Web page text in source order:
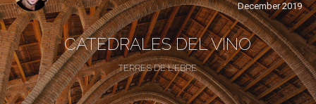
December 2019
CATEDRALES DEL VINO
TERRES DE L'EBRE